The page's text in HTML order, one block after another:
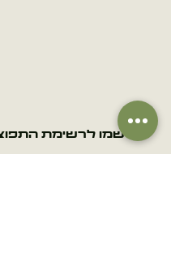
הירשמו לרשימת
אימייל